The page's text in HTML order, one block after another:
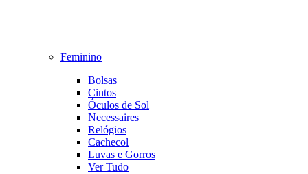
Feminino
Bolsas
Cintos
Óculos de Sol
Necessaires
Relógios
Cachecol
Luvas e Gorros
Ver Tudo